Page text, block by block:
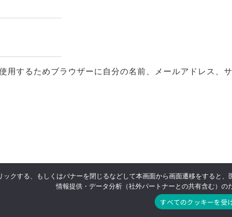
用するためブラウザーに自分の名前、メールアドレス、サ
利用規約 Privacy Policy 特
© 2022 病児・病後児保育 みやびの.
ックする、もしくはバナーを閉じるなどして本画面から画面遷移をすると、
情報提供・データ分析（社外パートナーとの共有含む）の
すべてのクッキーを受